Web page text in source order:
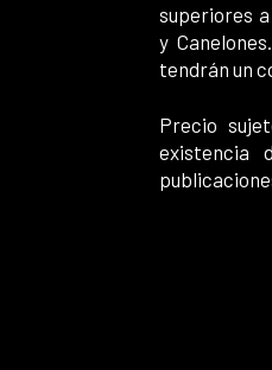
superiores
y
tendrán un
Precio
existencia